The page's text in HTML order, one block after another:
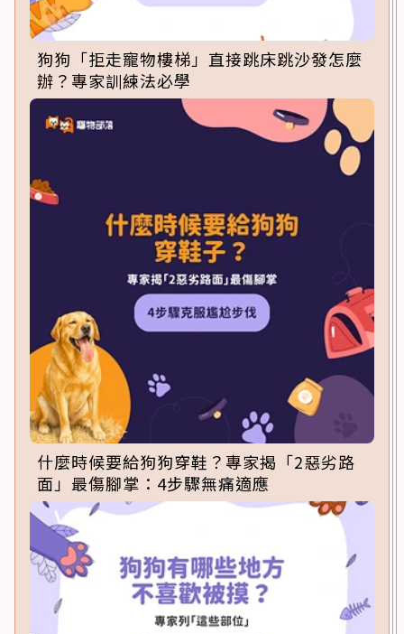
狗狗「拒走寵物樓梯」直接跳床跳沙發怎麼
辦？專家訓練法必學
什麼時候要給狗狗穿鞋？專家揭「2惡劣路
面」最傷腳掌：4步驟無痛適應